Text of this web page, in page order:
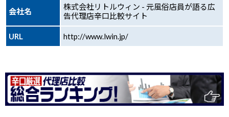
会社名
株式会社リトルウィン - 元風俗店員が語る広
告代理店辛口比較サイト
URL http://www.lwin.jp/